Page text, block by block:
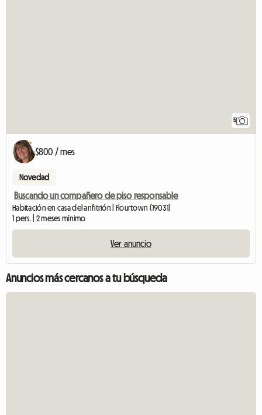
5
$800 / mes
Novedad
Buscando un compañero de piso responsable
Habitación en casa del anfitrión | Flourtown (19031)
1 pers. | 2 meses mínimo
Ver anuncio
Anuncios más cercanos a tu búsqueda